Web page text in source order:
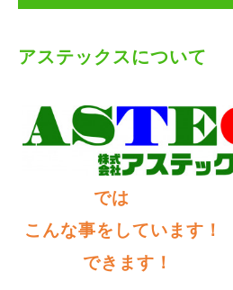
アステックスについて
では
こんな事をしています！
できます！